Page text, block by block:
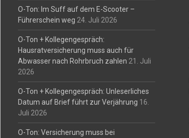
O-Ton: Im Suff auf dem E-Scooter –
Führerschein weg 24. Juli 2026
O-Ton + Kollegengespräch:
Hausratversicherung muss auch für
Abwasser nach Rohrbruch zahlen 21. Juli
2026
O-Ton + Kollegengespräch: Unleserliches
Datum auf Brief führt zur Verjährung 16.
Juli 2026
O-Ton: Versicherung muss bei